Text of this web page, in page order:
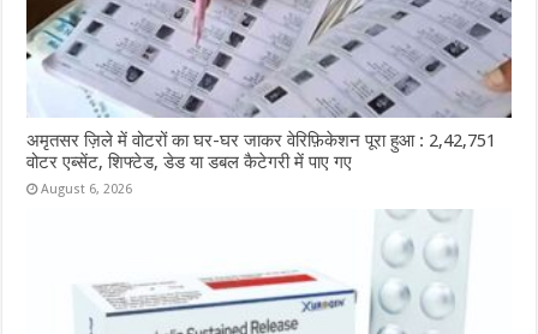
अमृतसर ज़िले में वोटरों का घर-घर जाकर वेरिफ़िकेशन पूरा हुआ : 2,42,751
वोटर एब्सेंट, शिफ्टेड, डेड या डबल कैटेगरी में पाए गए
August 6, 2026